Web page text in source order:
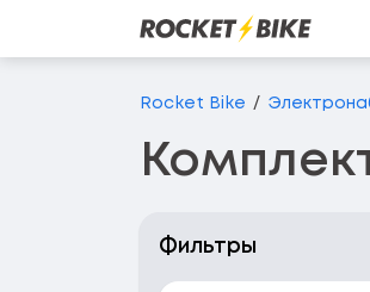
Перейти до основного вмісту
Rocket Bike
Фильтры